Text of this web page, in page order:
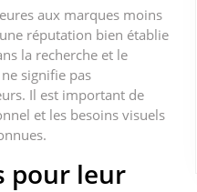
aux marques moins
réputation bien établie
la recherche et le
signifie pas
Il est important de
et les besoins visuels
pour leur